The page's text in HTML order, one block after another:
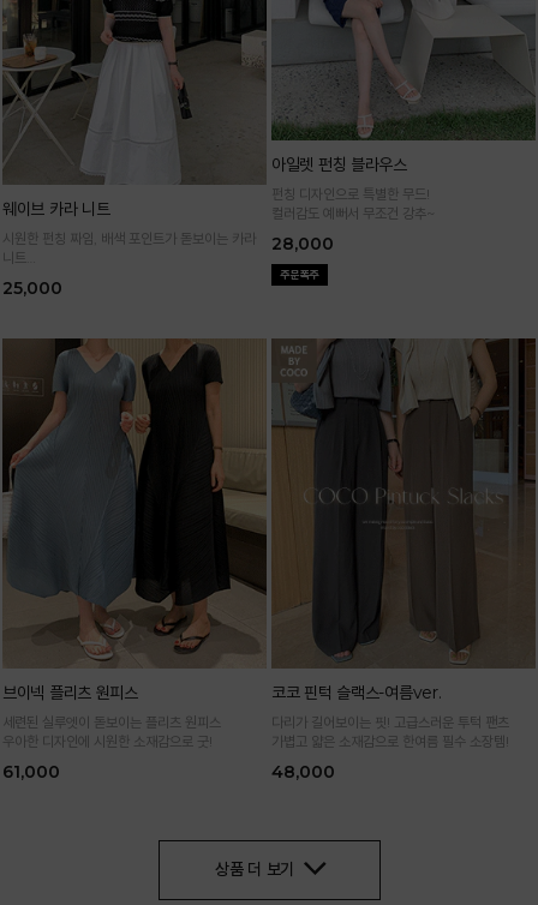
웨이브 카라 니트
시원한 펀칭 짜임, 배색 포인트가 돋보이는 카라
니트
하게 입어요
25,000
아일렛 펀칭 블라우스
펀칭 디자인으로 특별한 무드!
컬러감도 예뻐서 무조건 강추~
28,000
브이넥 플리츠 원피스
세련된 실루엣이 돋보이는 플리츠 원피스
우아한 디자인에 시원한 소재감으로 굿!
61,000
코코 핀턱 슬랙스-여름ver.
다리가 길어보이는 핏! 고급스러운 투턱 팬츠
가볍고 얇은 소재감으로 한여름 필수 소장템!
48,000
상품 더 보기